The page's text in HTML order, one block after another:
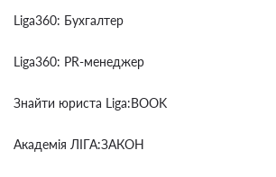
Liga360: Бухгалтер
Liga360: PR-менеджер
Знайти юриста Liga:BOOK
Академія ЛІГА:ЗАКОН